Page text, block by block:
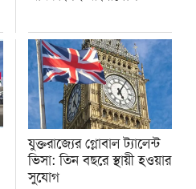
যুক্তরাজ্যের গ্লোবাল ট্যালেন্ট
ভিসা: তিন বছরে স্থায়ী হওয়ার
সুযোগ